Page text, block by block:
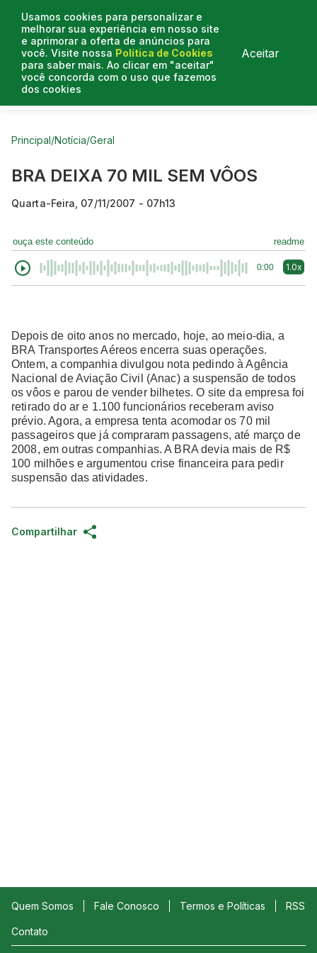
Usamos cookies para personalizar e
melhorar sua experiência em nosso site
e aprimorar a oferta de anúncios para
você. Visite nossa Política de Cookies
para saber mais. Ao clicar em "aceitar"
você concorda com o uso que fazemos
dos cookies
Aceitar
Curtas do Poder
Principal/Notícia/Geral
BRA DEIXA 70 MIL SEM VÔOS
Quarta-Feira, 07/11/2007 - 07h13
ouça este conteúdo readme
0:00 1.0x
Depois de oito anos no mercado, hoje, ao meio-dia, a
BRA Transportes Aéreos encerra suas operações.
Ontem, a companhia divulgou nota pedindo à Agência
Nacional de Aviação Civil (Anac) a suspensão de todos
os vôos e parou de vender bilhetes. O site da empresa foi
retirado do ar e 1.100 funcionários receberam aviso
prévio. Agora, a empresa tenta acomodar os 70 mil
passageiros que já compraram passagens, até março de
2008, em outras companhias. A BRA devia mais de R$
100 milhões e argumentou crise financeira para pedir
suspensão das atividades.
Compartilhar
Quem Somos Fale Conosco Termos e Políticas RSS
Contato